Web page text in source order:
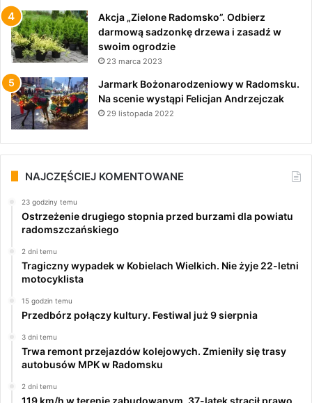
Akcja „Zielone Radomsko”. Odbierz
darmową sadzonkę drzewa i zasadź w
swoim ogrodzie
23 marca 2023
Jarmark Bożonarodzeniowy w Radomsku.
Na scenie wystąpi Felicjan Andrzejczak
29 listopada 2022
NAJCZĘŚCIEJ KOMENTOWANE
23 godziny temu
Ostrzeżenie drugiego stopnia przed burzami dla powiatu
radomszczańskiego
2 dni temu
Tragiczny wypadek w Kobielach Wielkich. Nie żyje 22-letni
motocyklista
15 godzin temu
Przedbórz połączy kultury. Festiwal już 9 sierpnia
3 dni temu
Trwa remont przejazdów kolejowych. Zmieniły się trasy
autobusów MPK w Radomsku
2 dni temu
119 km/h w terenie zabudowanym. 37-latek stracił prawo